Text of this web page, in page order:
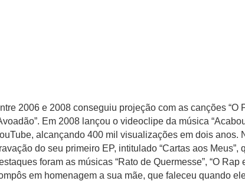
2006 e 2008 conseguiu projeção com as canções “O
Em 2008 lançou o videoclipe da música
alcançando 400 mil visualizações em dois anos.
do seu primeiro EP, intitulado “Cartas aos Meus”,
foram as músicas “Rato de Quermesse”, “O Rap
em homenagem a sua mãe, que faleceu quando